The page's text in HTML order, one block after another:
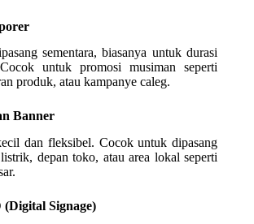
sementara, biasanya untuk durasi
untuk promosi musiman seperti
produk, atau kampanye caleg.
Banner
dan fleksibel. Cocok untuk dipasang
depan toko, atau area lokal seperti
Signage)